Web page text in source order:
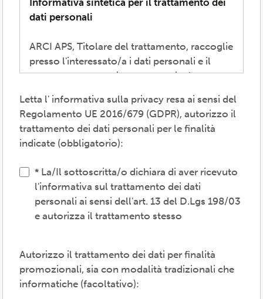
Informativa sintetica per il trattamento dei
dati personali
ARCI APS, Titolare del trattamento, raccoglie
presso l'interessato/a i dati personali e il
consenso necessari per consentire la
perseguire i valori propri del movimento
ARCI e affermati negli atti associativi
fondamentali -anche mediante attività,
convenzioni e servizi-, provvedere agli
vigenti, inviare comunicazioni promozionali.
Il trattamento verrà effettuato: con modalità
cartacea e/o informatica; in modo lecito,
interni e/o comunicando i dati a soggetti
esterni (amministrazioni/autorità; fornitori di
specifici servizi di supporto -es. consulenza
Letta l' informativa sulla privacy resa ai sensi del
Regolamento UE 2016/679 (GDPR), autorizzo il
trattamento dei dati personali per le finalità
indicate (obbligatorio):
La/Il sottoscritta/o dichiara di aver ricevuto
l'informativa sul trattamento dei dati
personali ai sensi dell'art. 13 del D.Lgs 198/03
e autorizza il trattamento stesso
Autorizzo il trattamento dei dati per finalità
promozionali, sia con modalità tradizionali che
informatiche (facoltativo):